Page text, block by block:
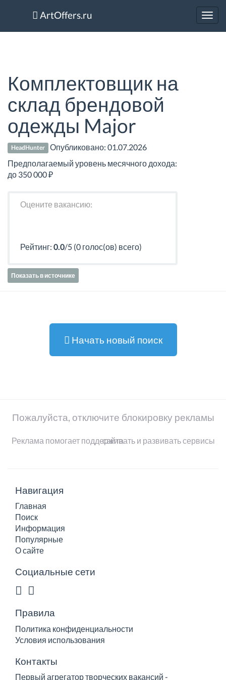
ArtOffers.ru
Комплектовщик на
склад брендовой
одежды Major
HeadHunter Опубликовано:01.07.2026
Предполагаемый уровень месячного дохода:
до 350 000 ₽
Оцените вакансию:
Рейтинг: 0.0/5 (0 голос(ов) всего)
Показать в источнике
Начать новый поиск
Пожалуйста, отключите блокировку рекламы
Реклама помогает поддерживать и развивать сервисы сайта
Навигация
Главная
Поиск
Информация
Популярные
О сайте
Социальные сети
Правила
Политика конфиденциальности
Условия использования
Контакты
Первый агрегатор творческих вакансий -